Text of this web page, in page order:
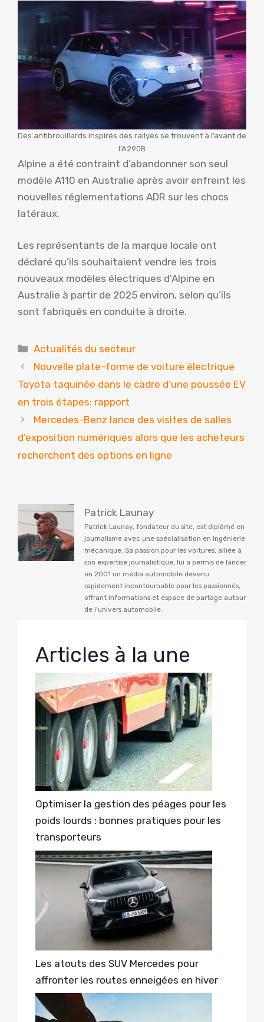
Des antibrouillards inspirés des rallyes se trouvent à l’avant de
l’A290B
Alpine a été contraint d’abandonner son seul
modèle A110 en Australie après avoir enfreint les
nouvelles réglementations ADR sur les chocs
latéraux.
Les représentants de la marque locale ont
déclaré qu’ils souhaitaient vendre les trois
nouveaux modèles électriques d’Alpine en
Australie à partir de 2025 environ, selon qu’ils
sont fabriqués en conduite à droite.
Catégories
Actualités du secteur
Nouvelle plate-forme de voiture électrique
Toyota taquinée dans le cadre d’une poussée EV
en trois étapes: rapport
Mercedes-Benz lance des visites de salles
d’exposition numériques alors que les acheteurs
recherchent des options en ligne
Patrick Launay
Patrick Launay, fondateur du site, est diplômé en
journalisme avec une spécialisation en ingénierie
mécanique. Sa passion pour les voitures, alliée à
son expertise journalistique, lui a permis de lancer
en 2001 un média automobile devenu
rapidement incontournable pour les passionnés,
offrant informations et espace de partage autour
de l'univers automobile.
Articles à la une
Optimiser la gestion des péages pour les
poids lourds : bonnes pratiques pour les
transporteurs
Les atouts des SUV Mercedes pour
affronter les routes enneigées en hiver